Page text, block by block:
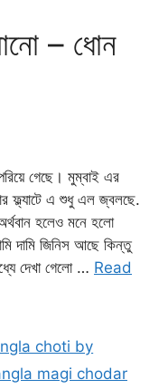
– ধোন
গেছে। মুম্বাই এর
ফ্ল্যাটে এ শুধু এল জ্বলছে.
হলেও মনে হলো
দামি জিনিস আছে কিন্তু
দেখা গেলো … Read
choti by
magi chodar